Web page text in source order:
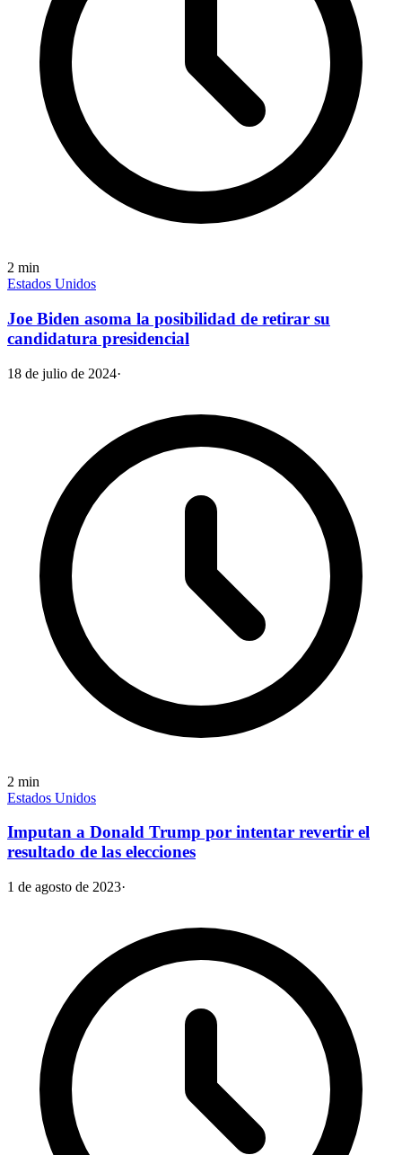
2 min
Estados Unidos
Joe Biden asoma la posibilidad de retirar su
candidatura presidencial
18 de julio de 2024·
2 min
Estados Unidos
Imputan a Donald Trump por intentar revertir el
resultado de las elecciones
1 de agosto de 2023·